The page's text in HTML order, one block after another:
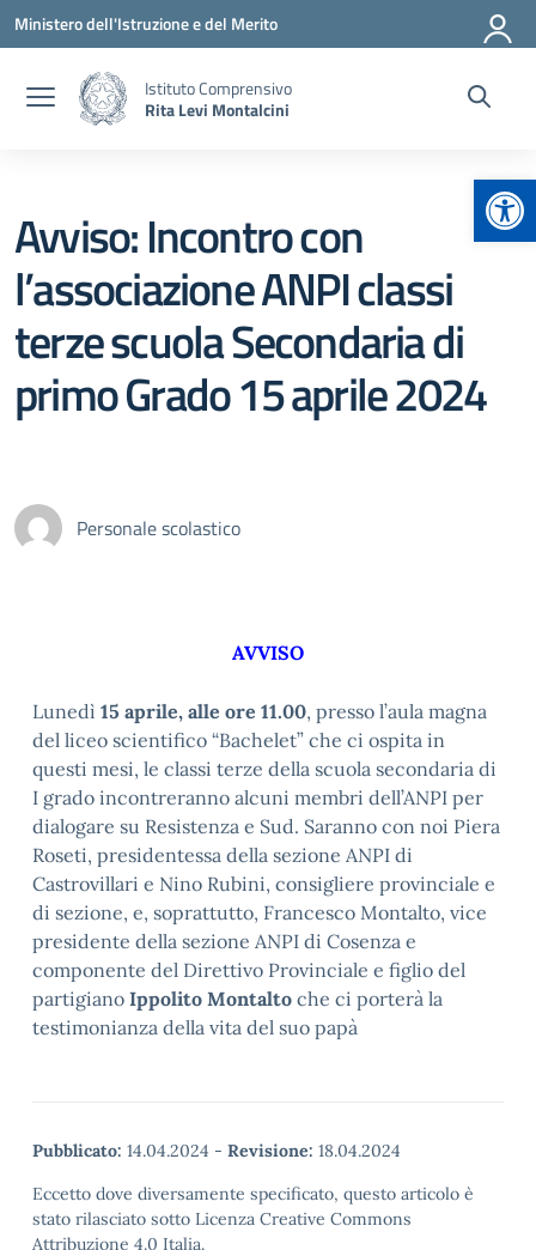
Vai ai contenuti
Vai al menu di navigazione
Vai al footer
Ministero dell'Istruzione e del Merito
Istituto Comprensivo
Rita Levi Montalcini
Avviso: Incontro con
l’associazione ANPI classi
terze scuola Secondaria di
primo Grado 15 aprile 2024
Personale scolastico
AVVISO
Lunedì 15 aprile, alle ore 11.00, presso l’aula magna
del liceo scientifico “Bachelet” che ci ospita in
questi mesi, le classi terze della scuola secondaria di
I grado incontreranno alcuni membri dell’ANPI per
dialogare su Resistenza e Sud. Saranno con noi Piera
Roseti, presidentessa della sezione ANPI di
Castrovillari e Nino Rubini, consigliere provinciale e
di sezione, e, soprattutto, Francesco Montalto, vice
presidente della sezione ANPI di Cosenza e
componente del Direttivo Provinciale e figlio del
partigiano Ippolito Montalto che ci porterà la
testimonianza della vita del suo papà
Pubblicato: 14.04.2024 - Revisione: 18.04.2024
Eccetto dove diversamente specificato, questo articolo è
stato rilasciato sotto Licenza Creative Commons
Attribuzione 4.0 Italia.